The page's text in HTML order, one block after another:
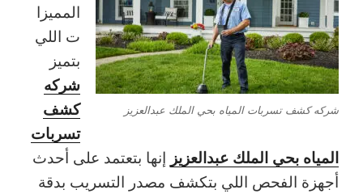
شركه كشف تسربات المياه بحي الملك عبدالعزيز
المميزا
ت اللي
بتميز
شركه
كشف
تسربات
المياه بحي الملك عبدالعزيز إنها بتعتمد على أحدث
أجهزة الفحص اللي بتكشف مصدر التسريب بدقة